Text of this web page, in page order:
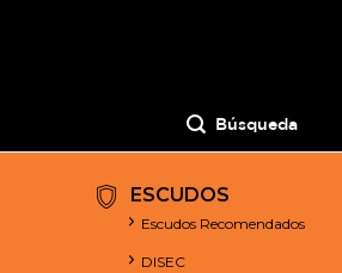
Búsqueda
ESCUDOS
Escudos Recomendados
DISEC